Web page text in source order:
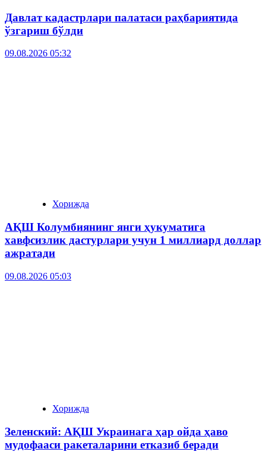
Давлат кадастрлари палатаси раҳбариятида
ўзгариш бўлди
09.08.2026 05:32
Хорижда
АҚШ Колумбиянинг янги ҳукуматига
хавфсизлик дастурлари учун 1 миллиард доллар
ажратади
09.08.2026 05:03
Хорижда
Зеленский: АҚШ Украинага ҳар ойда ҳаво
мудофааси ракеталарини етказиб беради